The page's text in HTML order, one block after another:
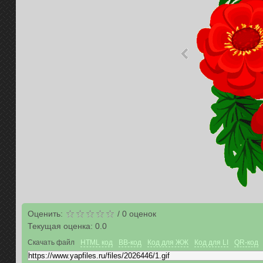
Оценить: / 0оценок
Текущая оценка: 0.0
Скачать файл HTML код BB-код Код для ЖЖ Код для LI QR-код